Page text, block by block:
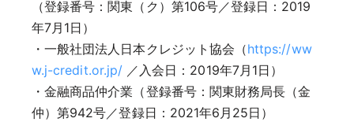
（登録番号：関東（ク）第106号／登録日：2019
年7月1日）
・一般社団法人日本クレジット協会（https://ww
w.j-credit.or.jp/ ／入会日：2019年7月1日）
・金融商品仲介業（登録番号：関東財務局長（金
仲）第942号／登録日：2021年6月25日）